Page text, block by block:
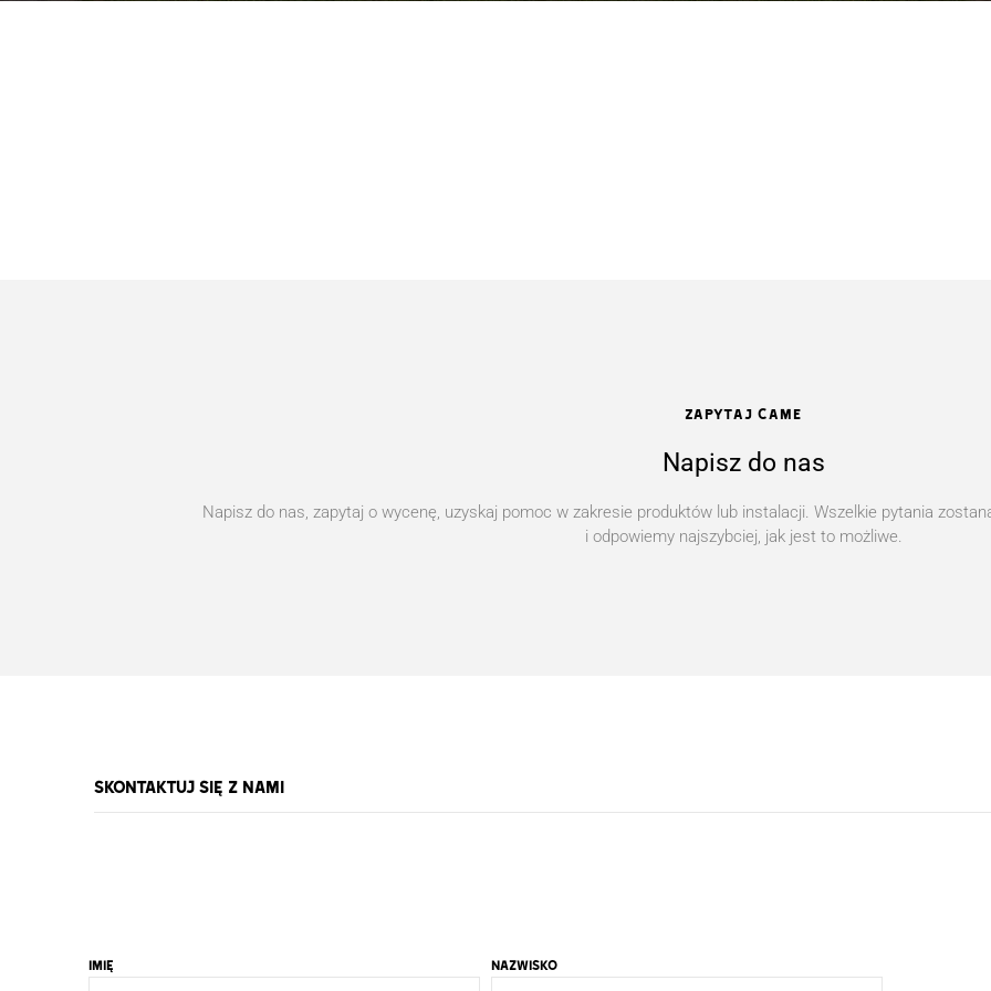
ZAPYTAJ CAME
Napisz do nas
Napisz do nas, zapytaj o wycenę, uzyskaj pomoc w zakresie produktów lub instalacji. Wszelkie pytania
i odpowiemy najszybciej, jak jest to możliwe.
Skontaktuj się z nami
IMIĘ NAZWISKO